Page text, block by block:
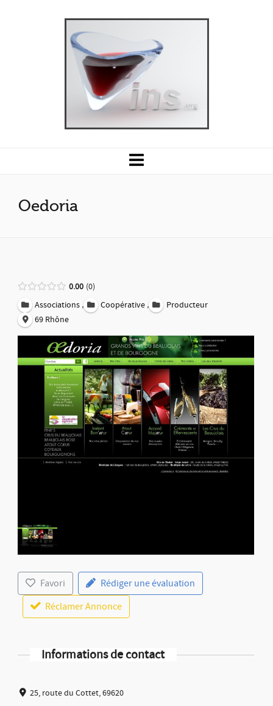
Oedoria
0.00 0
Associations , Coopérative ,
Producteur
69 Rhône
Favori
Rédiger une évaluation
Réclamer Annonce
Informations de contact
25, route du Cottet, 69620